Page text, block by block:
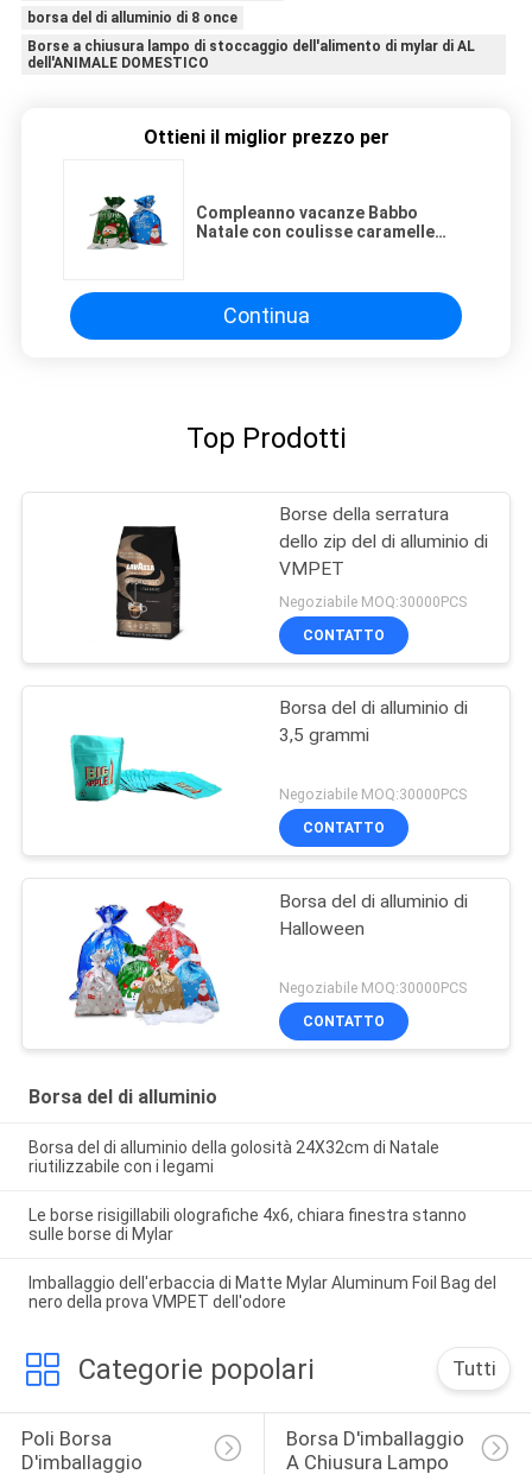
borsa del di alluminio di 8 once
Borse a chiusura lampo di stoccaggio dell'alimento di mylar di AL
dell'ANIMALE DOMESTICO
Ottieni il miglior prezzo per
Compleanno vacanze Babbo
Natale con coulisse caramelle
Continua
Top Prodotti
Borse della serratura
dello zip del di alluminio di
VMPET
Negoziabile MOQ:30000PCS
CONTATTO
Borsa del di alluminio di
3,5 grammi
Negoziabile MOQ:30000PCS
CONTATTO
Borsa del di alluminio di
Halloween
Negoziabile MOQ:30000PCS
CONTATTO
Borsa del di alluminio
Borsa del di alluminio della golosità 24X32cm di Natale
riutilizzabile con i legami
Le borse risigillabili olografiche 4x6, chiara finestra stanno
sulle borse di Mylar
Imballaggio dell'erbaccia di Matte Mylar Aluminum Foil Bag del
nero della prova VMPET dell'odore
Categorie popolari Tutti
Poli Borsa
D'imballaggio
Borsa D'imballaggio
A Chiusura Lampo